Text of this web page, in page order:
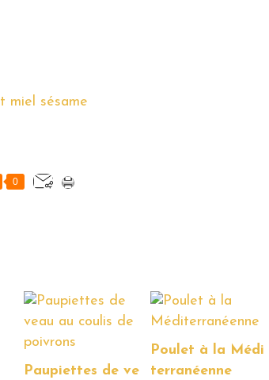
0
Paupiettes de ve
Poulet à la Médi
terranéenne